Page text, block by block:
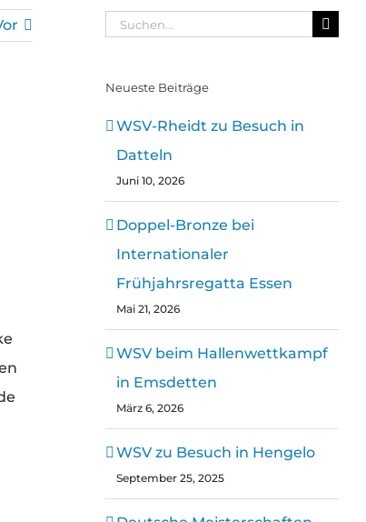
Suche
Neueste Beiträge
WSV-Rheidt zu Besuch in
Datteln
Juni 10, 2026
Doppel-Bronze bei
Internationaler
Frühjahrsregatta Essen
Mai 21, 2026
WSV beim Hallenwettkampf
in Emsdetten
März 6, 2026
WSV zu Besuch in Hengelo
September 25, 2025